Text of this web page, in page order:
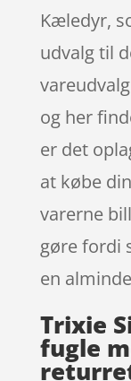
Kæledyr,
udvalg til
og her
er det
at købe
varerne
gøre fordi
en
Trixie
fugle